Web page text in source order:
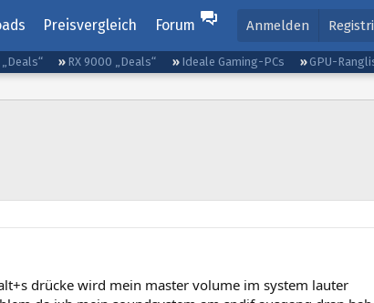
Preisvergleich Forum Anmelden
RX 9000 „Deals“ Ideale Gaming-PCs GPU-
drücke wird mein master volume im system lauter